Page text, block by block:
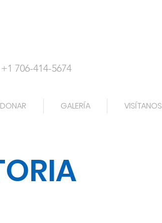
+1 706-414-5674
DONAR GALERÍA VISÍTANOS